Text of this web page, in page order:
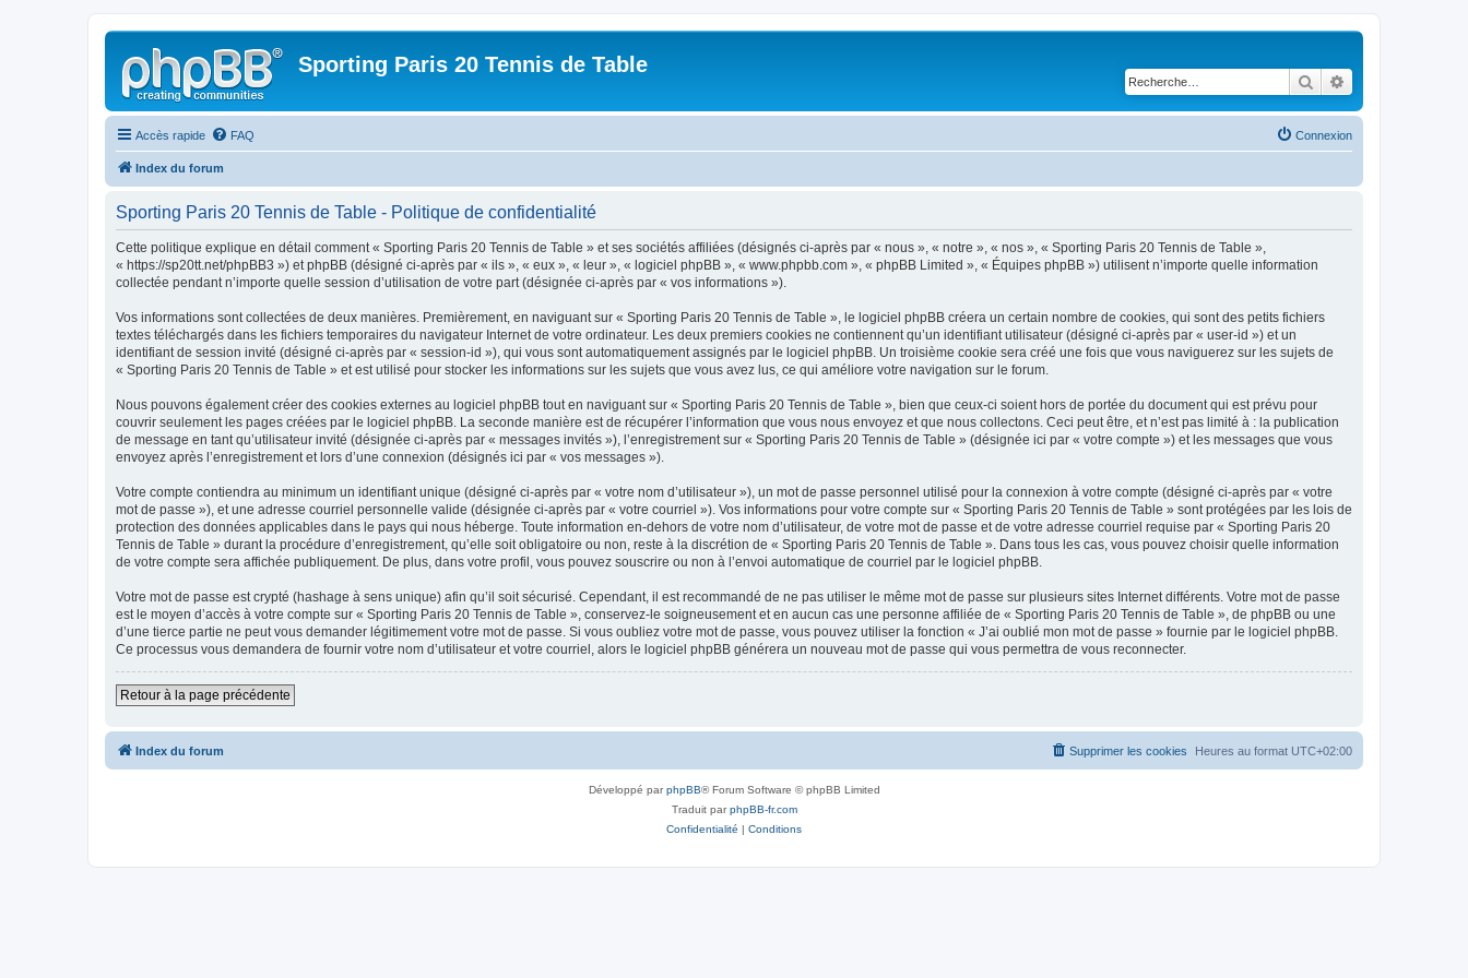
Sporting Paris 20 Tennis de Table
Rechercher
Accès rapide FAQ Connexion
Index du forum
Sporting Paris 20 Tennis de Table - Politique de confidentialité
Cette politique explique en détail comment « Sporting Paris 20 Tennis de Table » et ses sociétés affiliées (désignés ci-après par « nous », « notre », « nos », « Sporting Paris 20 Tennis de Table »,
« https://sp20tt.net/phpBB3 ») et phpBB (désigné ci-après par « ils », « eux », « leur », « logiciel phpBB », « www.phpbb.com », « phpBB Limited », « Équipes phpBB ») utilisent n’importe quelle information
collectée pendant n’importe quelle session d’utilisation de votre part (désignée ci-après par « vos informations »).
Vos informations sont collectées de deux manières. Premièrement, en naviguant sur « Sporting Paris 20 Tennis de Table », le logiciel phpBB créera un certain nombre de cookies, qui sont des petits fichiers
textes téléchargés dans les fichiers temporaires du navigateur Internet de votre ordinateur. Les deux premiers cookies ne contiennent qu’un identifiant utilisateur (désigné ci-après par « user-id ») et un
identifiant de session invité (désigné ci-après par « session-id »), qui vous sont automatiquement assignés par le logiciel phpBB. Un troisième cookie sera créé une fois que vous naviguerez sur les sujets de
« Sporting Paris 20 Tennis de Table » et est utilisé pour stocker les informations sur les sujets que vous avez lus, ce qui améliore votre navigation sur le forum.
Nous pouvons également créer des cookies externes au logiciel phpBB tout en naviguant sur « Sporting Paris 20 Tennis de Table », bien que ceux-ci soient hors de portée du document qui est prévu pour
couvrir seulement les pages créées par le logiciel phpBB. La seconde manière est de récupérer l’information que vous nous envoyez et que nous collectons. Ceci peut être, et n’est pas limité à : la publication
de message en tant qu’utilisateur invité (désignée ci-après par « messages invités »), l’enregistrement sur « Sporting Paris 20 Tennis de Table » (désignée ici par « votre compte ») et les messages que vous
envoyez après l’enregistrement et lors d’une connexion (désignés ici par « vos messages »).
Votre compte contiendra au minimum un identifiant unique (désigné ci-après par « votre nom d’utilisateur »), un mot de passe personnel utilisé pour la connexion à votre compte (désigné ci-après par « votre
mot de passe »), et une adresse courriel personnelle valide (désignée ci-après par « votre courriel »). Vos informations pour votre compte sur « Sporting Paris 20 Tennis de Table » sont protégées par les lois de
protection des données applicables dans le pays qui nous héberge. Toute information en-dehors de votre nom d’utilisateur, de votre mot de passe et de votre adresse courriel requise par « Sporting Paris 20
Tennis de Table » durant la procédure d’enregistrement, qu’elle soit obligatoire ou non, reste à la discrétion de « Sporting Paris 20 Tennis de Table ». Dans tous les cas, vous pouvez choisir quelle information
de votre compte sera affichée publiquement. De plus, dans votre profil, vous pouvez souscrire ou non à l’envoi automatique de courriel par le logiciel phpBB.
Votre mot de passe est crypté (hashage à sens unique) afin qu’il soit sécurisé. Cependant, il est recommandé de ne pas utiliser le même mot de passe sur plusieurs sites Internet différents. Votre mot de passe
est le moyen d’accès à votre compte sur « Sporting Paris 20 Tennis de Table », conservez-le soigneusement et en aucun cas une personne affiliée de « Sporting Paris 20 Tennis de Table », de phpBB ou une
d’une tierce partie ne peut vous demander légitimement votre mot de passe. Si vous oubliez votre mot de passe, vous pouvez utiliser la fonction « J’ai oublié mon mot de passe » fournie par le logiciel phpBB.
Ce processus vous demandera de fournir votre nom d’utilisateur et votre courriel, alors le logiciel phpBB générera un nouveau mot de passe qui vous permettra de vous reconnecter.
Retour à la page précédente
Index du forum Heures au format UTC+02:00
Supprimer les cookies
Développé parphpBB® Forum Software © phpBB Limited
Traduit parphpBB-fr.com
Confidentialité | Conditions